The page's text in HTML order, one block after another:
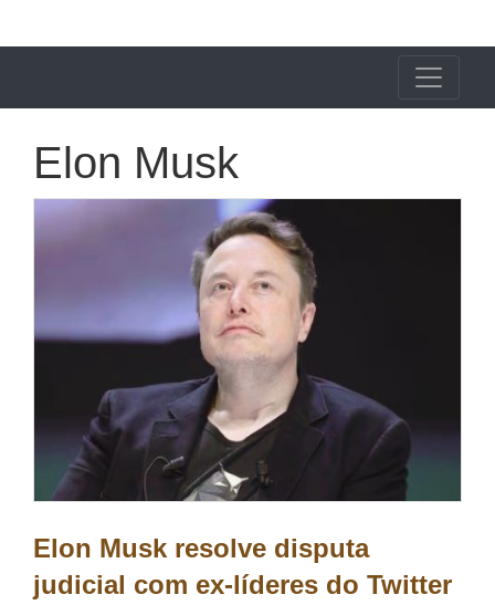
Elon Musk
Elon Musk resolve disputa
judicial com ex-líderes do Twitter